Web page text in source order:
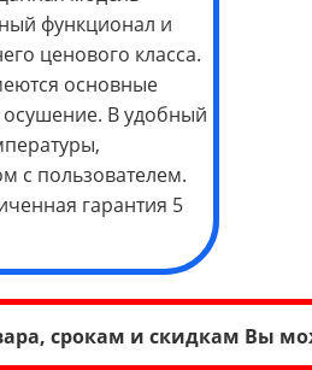
функционал и
ценового класса.
основные
В удобный
с пользователем.
гарантия 5
срокам и скидкам Вы